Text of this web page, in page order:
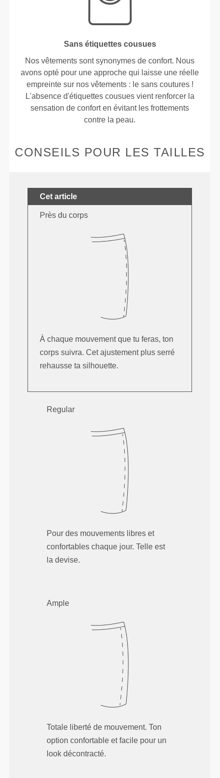
Sans étiquettes cousues
Nos vêtements sont synonymes de confort. Nous
avons opté pour une approche qui laisse une réelle
empreinte sur nos vêtements : le sans coutures !
L'absence d'étiquettes cousues vient renforcer la
sensation de confort en évitant les frottements
contre la peau.
CONSEILS POUR LES TAILLES
Cet article
Près du corps
À chaque mouvement que tu feras, ton
corps suivra. Cet ajustement plus serré
rehausse ta silhouette.
Regular
Pour des mouvements libres et
confortables chaque jour. Telle est
la devise.
Ample
Totale liberté de mouvement. Ton
option confortable et facile pour un
look décontracté.